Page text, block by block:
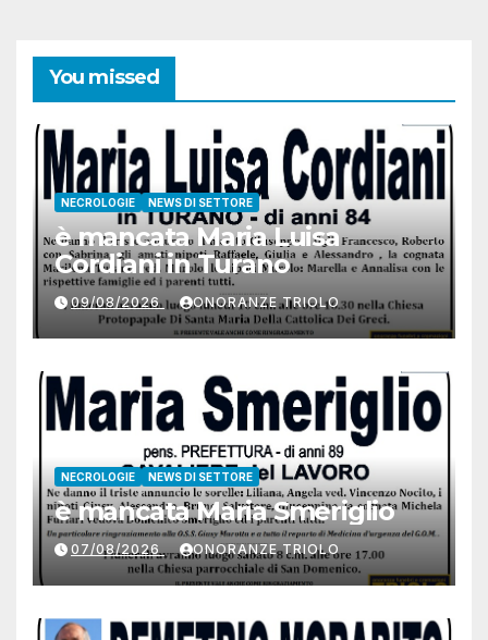
You missed
NECROLOGIE NEWS DI SETTORE
è mancata Maria Luisa
Cordiani in Turano
09/08/2026 ONORANZE TRIOLO
NECROLOGIE NEWS DI SETTORE
è mancata Maria Smeriglio
07/08/2026 ONORANZE TRIOLO